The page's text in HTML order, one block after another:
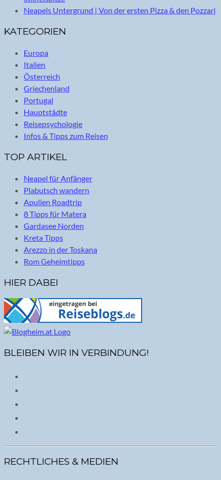
Neapels Untergrund | Von der ersten Pizza & den Pozzari
KATEGORIEN
Europa
Italien
Österreich
Griechenland
Portugal
Hauptstädte
Reisepsychologie
Infos & Tipps zum Reisen
TOP ARTIKEL
Neapel für Anfänger
Plabutsch wandern
Apulien Roadtrip
8 Tipps für Matera
Gardasee Norden
Kreta Tipps
Arezzo in der Toskana
Rom Geheimtipps
HIER DABEI
BLEIBEN WIR IN VERBINDUNG!
RECHTLICHES & MEDIEN